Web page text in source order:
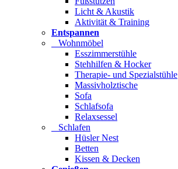
Licht & Akustik
Aktivität & Training
Entspannen
Wohnmöbel
Esszimmerstühle
Stehhilfen & Hocker
Therapie- und Spezialstühle
Massivholztische
Sofa
Schlafsofa
Relaxsessel
Schlafen
Hüsler Nest
Betten
Kissen & Decken